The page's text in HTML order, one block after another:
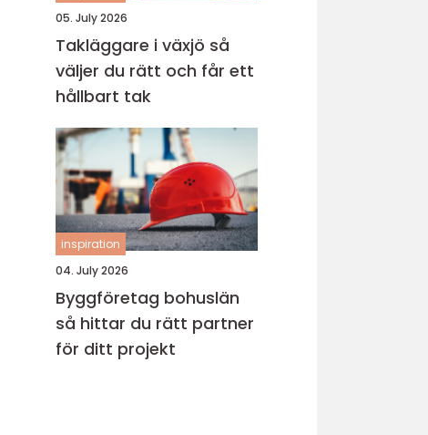
05. July 2026
Takläggare i växjö så
väljer du rätt och får ett
hållbart tak
inspiration
04. July 2026
Byggföretag bohuslän
så hittar du rätt partner
för ditt projekt